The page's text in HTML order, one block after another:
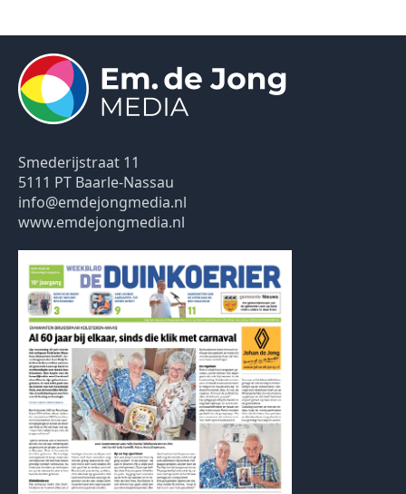
Smederijstraat 11
5111 PT Baarle-Nassau
info@emdejongmedia.nl
www.emdejongmedia.nl